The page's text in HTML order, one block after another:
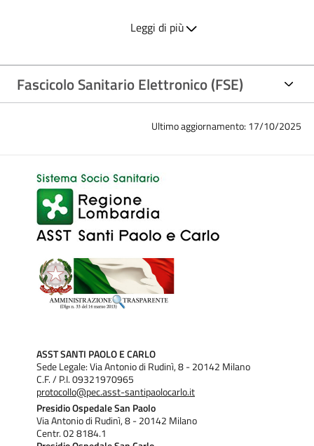
si può richiamare lo stesso numero oppure presentarsi agli
prenotazione). Al fine del rimborso del ticket pagato, la
disdetta delle prenotazioni deve essere effettuata entro 48
richiesta documentazione sanitaria per minore, Modulo per
delega e Dichiarazione sostitutiva atto di notorietà presenti
in "Allegati".
Leggi di più
Fascicolo Sanitario Elettronico (FSE)
Ultimo aggiornamento: 17/10/2025
ASST SANTI PAOLO E CARLO
Sede Legale: Via Antonio di Rudinì, 8 - 20142 Milano
C.F. / P.I. 09321970965
protocollo@pec.asst-santipaolocarlo.it
Presidio Ospedale San Paolo
Via Antonio di Rudinì, 8 - 20142 Milano
Centr. 02 8184.1